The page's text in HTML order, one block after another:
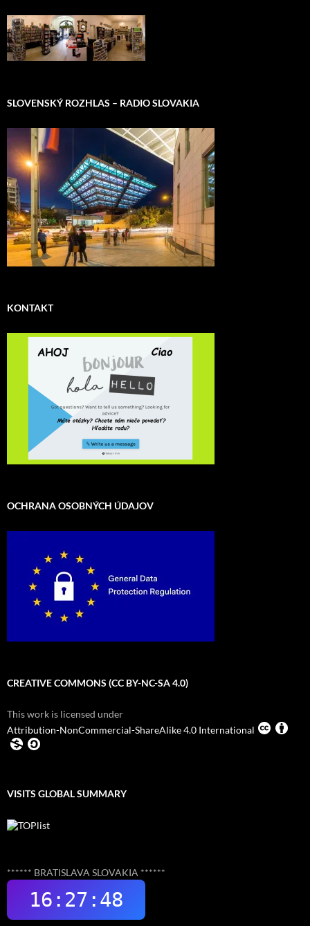
SLOVENSKÝ ROZHLAS – RADIO SLOVAKIA
KONTAKT
OCHRANA OSOBNÝCH ÚDAJOV
CREATIVE COMMONS (CC BY-NC-SA 4.0)
This work is licensed under
Attribution-NonCommercial-ShareAlike 4.0 International
VISITS GLOBAL SUMMARY
****** BRATISLAVA SLOVAKIA ******